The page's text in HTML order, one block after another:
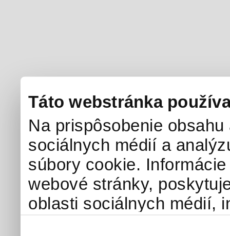
Táto webstránka
Na prispôsobenie
sociálnych médií a
súbory cookie.
webové stránky,
oblasti sociálnych médií,